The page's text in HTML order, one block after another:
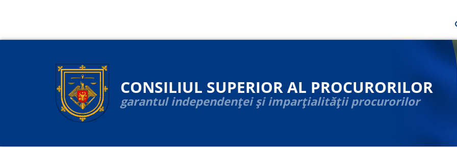
CONSILIUL SUPERIOR AL PROCURORILOR
garantul independenței și imparțialității procurorilor
principală